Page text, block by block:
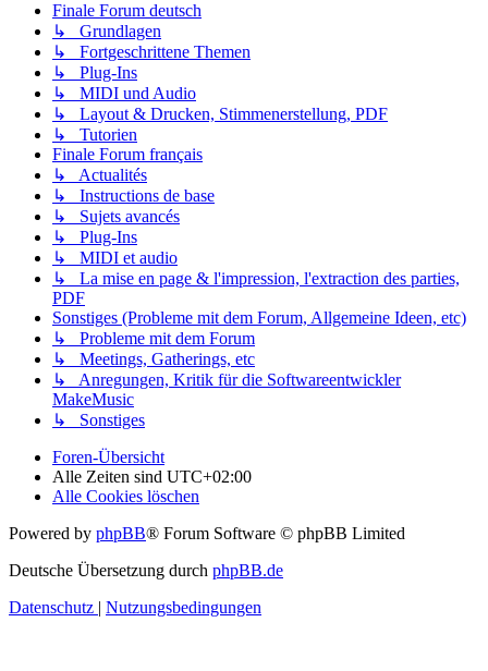
Finale Forum deutsch
↳ Grundlagen
↳ Fortgeschrittene Themen
↳ Plug-Ins
↳ MIDI und Audio
↳ Layout & Drucken, Stimmenerstellung, PDF
↳ Tutorien
Finale Forum français
↳ Actualités
↳ Instructions de base
↳ Sujets avancés
↳ Plug-Ins
↳ MIDI et audio
↳ La mise en page & l'impression, l'extraction des parties,
PDF
Sonstiges (Probleme mit dem Forum, Allgemeine Ideen, etc)
↳ Probleme mit dem Forum
↳ Meetings, Gatherings, etc
↳ Anregungen, Kritik für die Softwareentwickler
MakeMusic
↳ Sonstiges
Foren-Übersicht
Alle Zeiten sind UTC+02:00
Alle Cookies löschen
Powered by phpBB® Forum Software © phpBB Limited
Deutsche Übersetzung durch phpBB.de
Datenschutz | Nutzungsbedingungen